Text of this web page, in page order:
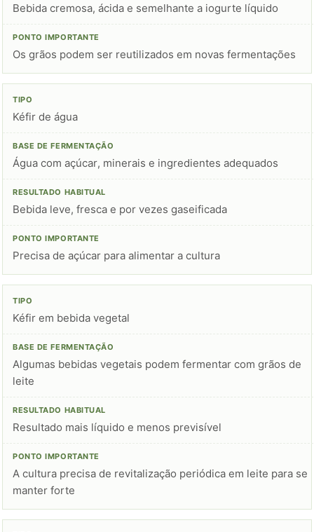
Bebida cremosa, ácida e semelhante a iogurte líquido
Os grãos podem ser reutilizados em novas fermentações
Kéfir de água
Água com açúcar, minerais e ingredientes adequados
Bebida leve, fresca e por vezes gaseificada
Precisa de açúcar para alimentar a cultura
Kéfir em bebida vegetal
Algumas bebidas vegetais podem fermentar com grãos de
leite
Resultado mais líquido e menos previsível
A cultura precisa de revitalização periódica em leite para se
manter forte